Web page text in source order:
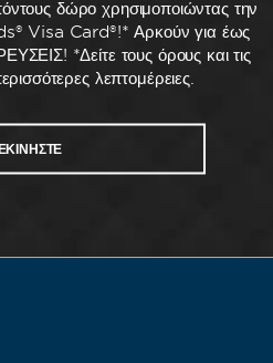
δώρο χρησιμοποιώντας την
Visa Card®!* Αρκούν για έως
*Δείτε τους όρους και τις
λεπτομέρειες.